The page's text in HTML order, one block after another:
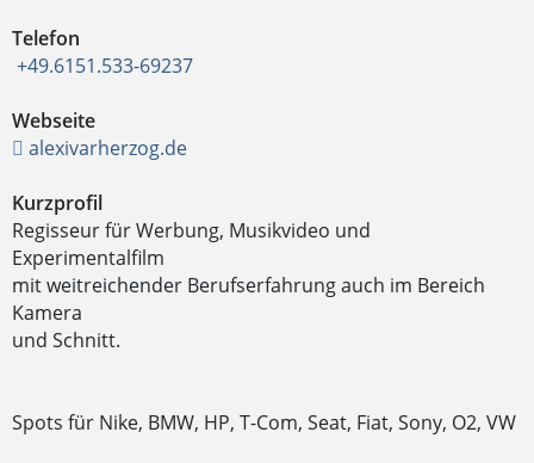
Telefon
+49.6151.533-69237
Webseite
alexivarherzog.de
Kurzprofil
Regisseur für Werbung, Musikvideo und
Experimentalfilm
mit weitreichender Berufserfahrung auch im Bereich
Kamera
und Schnitt.
Spots für Nike, BMW, HP, T-Com, Seat, Fiat, Sony, O2, VW